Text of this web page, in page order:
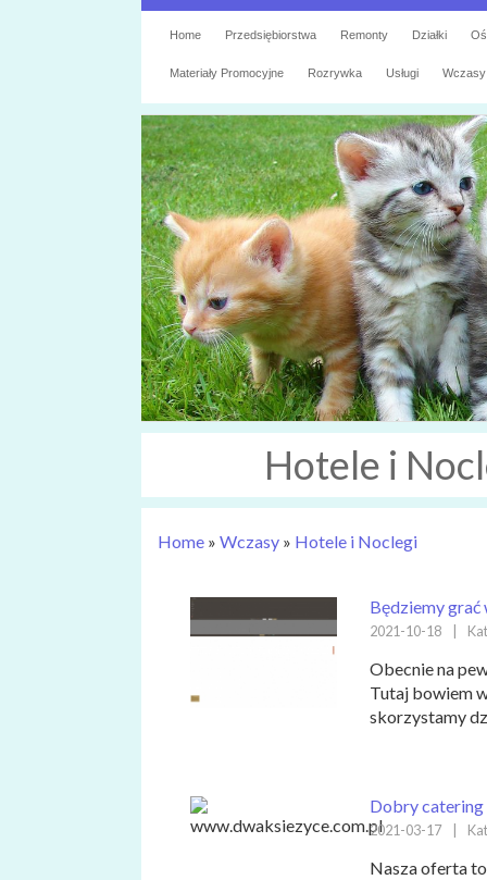
Home Przedsiębiorstwa Remonty Działki
Materiały Promocyjne Rozrywka Usługi Wczasy
Hotele i
Home » Wczasy » Hotele i Noclegi
Będziemy grać
2021-10-18
Obecnie na
Tutaj bowiem
skorzystamy
Dobry
2021-03-17
Nasza oferta